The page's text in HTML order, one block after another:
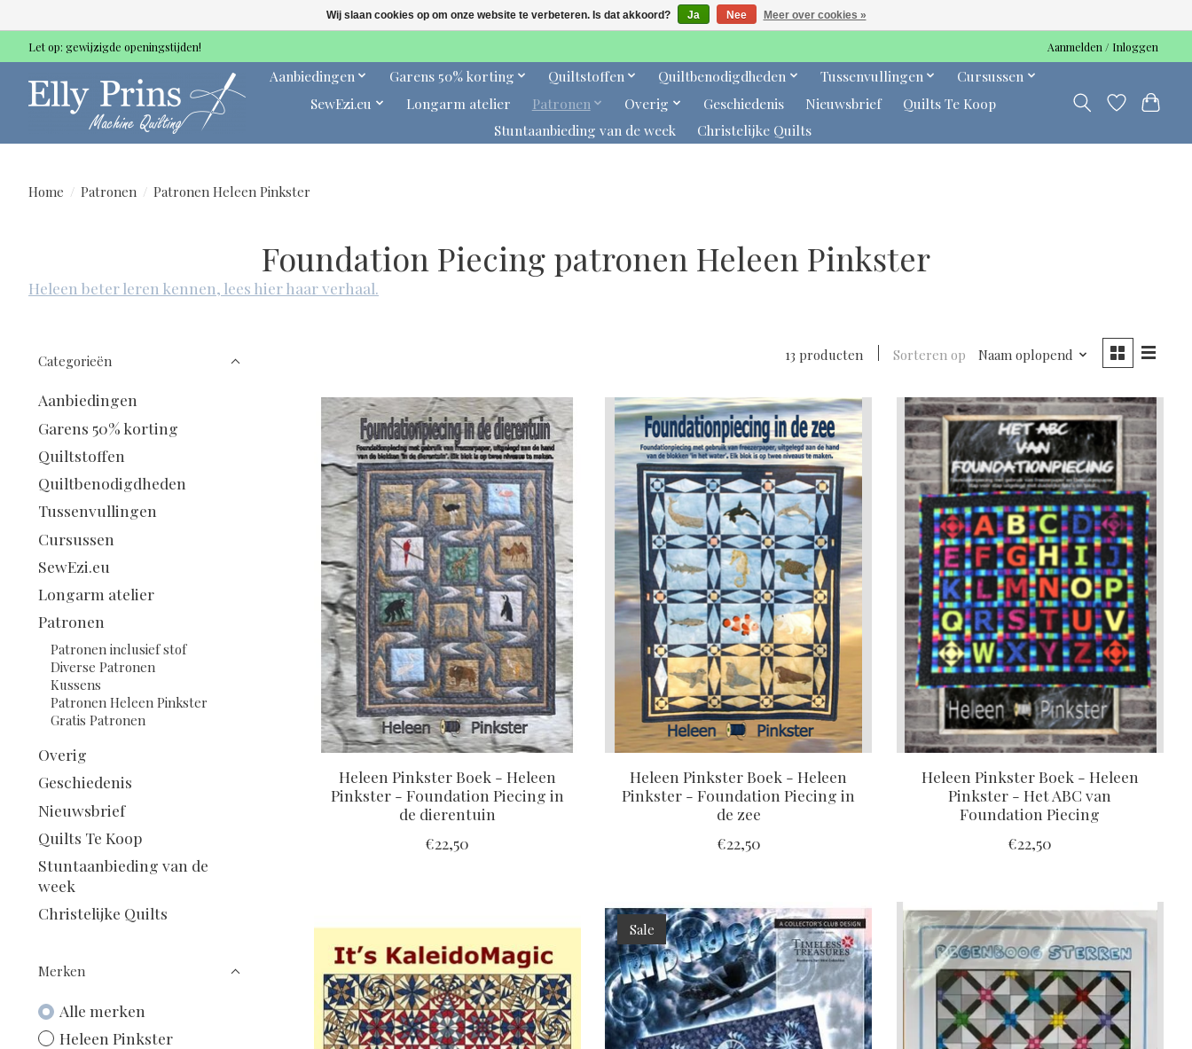
Let op: gewijzigde openingstijden! Aanmelden / Inloggen
Aanbiedingen Garens 50% korting Quiltstoffen Quiltbenodigdheden Tussenvullingen
Cursussen
SewEzi.eu
Longarm atelier Patronen Overig Geschiedenis Nieuwsbrief
Quilts Te Koop
Stuntaanbieding van de week
Christelijke Quilts
Home / Patronen / Patronen Heleen Pinkster
Foundation Piecing patronen Heleen Pinkster
Heleen beter leren kennen, lees hier haar verhaal.
Categorieën
Aanbiedingen
Garens 50% korting
Quiltstoffen
Quiltbenodigdheden
Tussenvullingen
Cursussen
SewEzi.eu
Longarm atelier
Patronen
Patronen inclusief stof
Diverse Patronen
Kussens
Patronen Heleen Pinkster
Gratis Patronen
Overig
Geschiedenis
Nieuwsbrief
Quilts Te Koop
Stuntaanbieding van de
week
Christelijke Quilts
Merken
Alle merken
Heleen Pinkster
13 producten Sorteren op Naam oplopend
Heleen Pinkster Boek - Heleen
Pinkster - Foundation Piecing in
de dierentuin
€22,50
Heleen Pinkster Boek - Heleen
Pinkster - Foundation Piecing in
de zee
€22,50
Heleen Pinkster Boek - Heleen
Pinkster - Het ABC van
Foundation Piecing
€22,50
Sale
Wij slaan cookies op om onze website te verbeteren. Is dat akkoord? Ja Nee Meer over cookies »